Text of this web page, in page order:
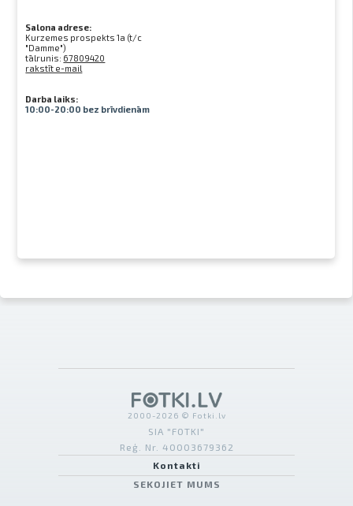
Salona adrese:
Kurzemes prospekts 1a (t/c
"Damme")
tālrunis: 67809420
rakstīt e-mail
Darba laiks:
10:00-20:00 bez brīvdienām
2000-2026 © Fotki.lv
SIA "FOTKI"
Reģ. Nr. 40003679362
Kontakti
SEKOJIET MUMS